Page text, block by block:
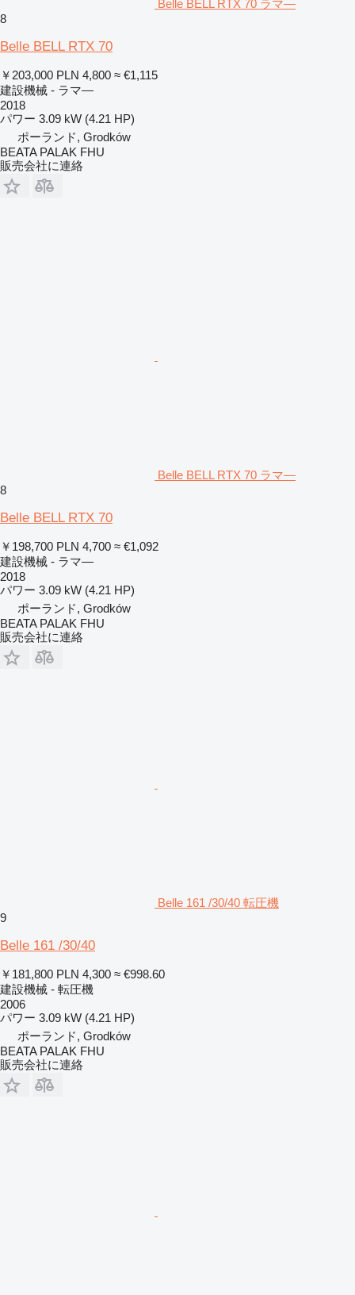
Belle BELL RTX 70 ラマ―
8
Belle BELL RTX 70
￥203,000 PLN 4,800 ≈ €1,115
建設機械 - ラマ―
2018
パワー 3.09 kW (4.21 HP)
ポーランド, Grodków
BEATA PALAK FHU
販売会社に連絡
Belle BELL RTX 70 ラマ―
8
Belle BELL RTX 70
￥198,700 PLN 4,700 ≈ €1,092
建設機械 - ラマ―
2018
パワー 3.09 kW (4.21 HP)
ポーランド, Grodków
BEATA PALAK FHU
販売会社に連絡
Belle 161 /30/40 転圧機
9
Belle 161 /30/40
￥181,800 PLN 4,300 ≈ €998.60
建設機械 - 転圧機
2006
パワー 3.09 kW (4.21 HP)
ポーランド, Grodków
BEATA PALAK FHU
販売会社に連絡